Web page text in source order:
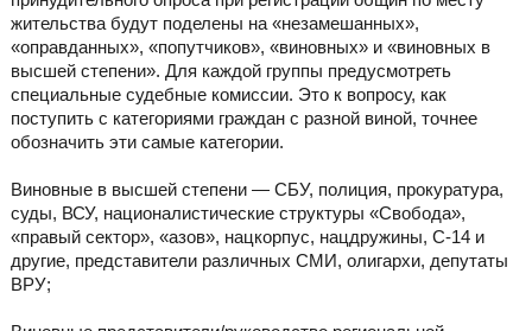
жительства будут поделены на «незамешанных»,
«оправданных», «попутчиков», «виновных» и «виновных в
высшей степени». Для каждой группы предусмотреть
специальные судебные комиссии. Это к вопросу, как
поступить с категориями граждан с разной виной, точнее
обозначить эти самые категории.
Виновные в высшей степени — СБУ, полиция, прокуратура,
суды, ВСУ, националистические структуры «Свобода»,
«правый сектор», «азов», нацкорпус, нацдружины, С-14 и
другие, представители различных СМИ, олигархи, депутаты
ВРУ;